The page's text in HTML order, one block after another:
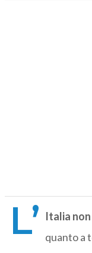
L’ Italia
quanto a